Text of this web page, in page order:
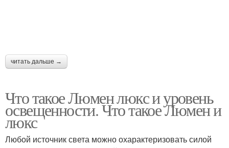
читать дальше →
Что такое Люмен люкс и уровень
освещенности. Что такое Люмен и
люкс
Любой источник света можно охарактеризовать силой